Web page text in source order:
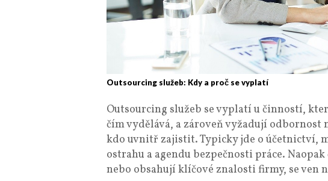
Outsourcing služeb: Kdy a proč se vyplatí
Outsourcing služeb se vyplatí u činností,
čím vydělává, a zároveň vyžadují
kdo uvnitř zajistit. Typicky jde o účetnictví,
ostrahu a agendu bezpečnosti práce.
nebo obsahují klíčové znalosti firmy, se ven